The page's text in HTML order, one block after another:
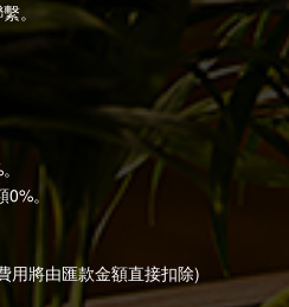
。
。
用將由匯款金額直接扣除)